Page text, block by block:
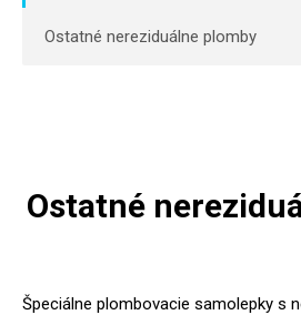
Ostatné nereziduálne plomby
Ostatné
Špeciálne plombovacie samolepky s